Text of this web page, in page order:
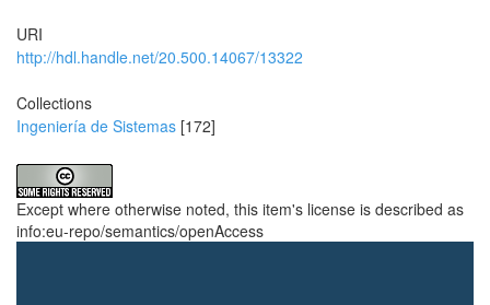
URI
http://hdl.handle.net/20.500.14067/13322
Collections
Ingeniería de Sistemas [172]
Except where otherwise noted, this item's license is described as
info:eu-repo/semantics/openAccess